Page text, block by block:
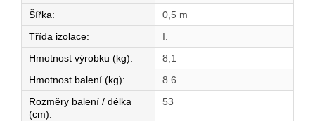
Šířka:
0,5 m
Třída izolace:
I.
Hmotnost výrobku (kg):
8,1
Hmotnost balení (kg):
8.6
Rozměry balení / délka
(cm):
53